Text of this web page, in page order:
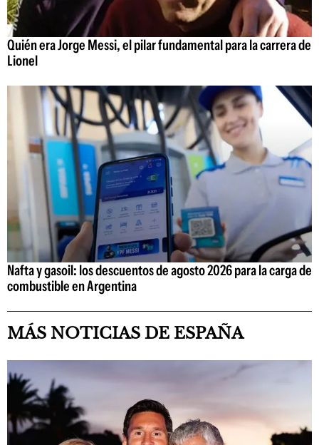
Quién era Jorge Messi, el pilar fundamental para la carrera de
Lionel
Nafta y gasoil: los descuentos de agosto 2026 para la carga de
combustible en Argentina
MÁS NOTICIAS DE ESPAÑA